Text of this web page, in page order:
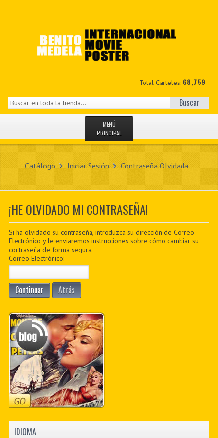
Total Carteles: 68,759
Buscar
MENÚ
PRINCIPAL
MIS DATOS
CONTACTO
PDF BOOKS
CUSTOM PDF
Catálogo Iniciar Sesión Contraseña Olvidada
¡HE OLVIDADO MI CONTRASEÑA!
Si ha olvidado su contraseña, introduzca su dirección de Correo
Electrónico y le enviaremos instrucciones sobre cómo cambiar su
contraseña de forma segura.
Correo Electrónico:
Continuar Atrás
IDIOMA